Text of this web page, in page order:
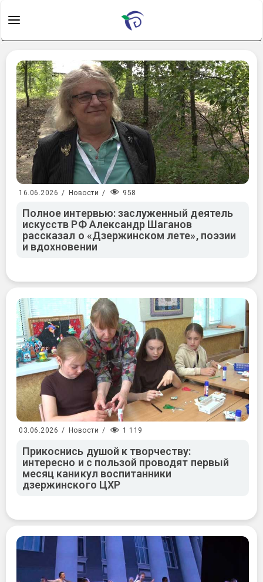
16.06.2026 / Новости / 958
Полное интервью: заслуженный деятель
искусств РФ Александр Шаганов
рассказал о «Дзержинском лете», поэзии
и вдохновении
03.06.2026 / Новости / 1 119
Прикоснись душой к творчеству:
интересно и с пользой проводят первый
месяц каникул воспитанники
дзержинского ЦХР